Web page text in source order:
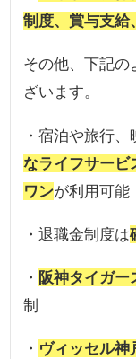
制度、賞与支給
その他、下記の
ざいます。
・宿泊や旅行、
なライフサービ
ワンが利用可能
・退職金制度は
・ 阪神タイガー
制
・ ヴィッセル神